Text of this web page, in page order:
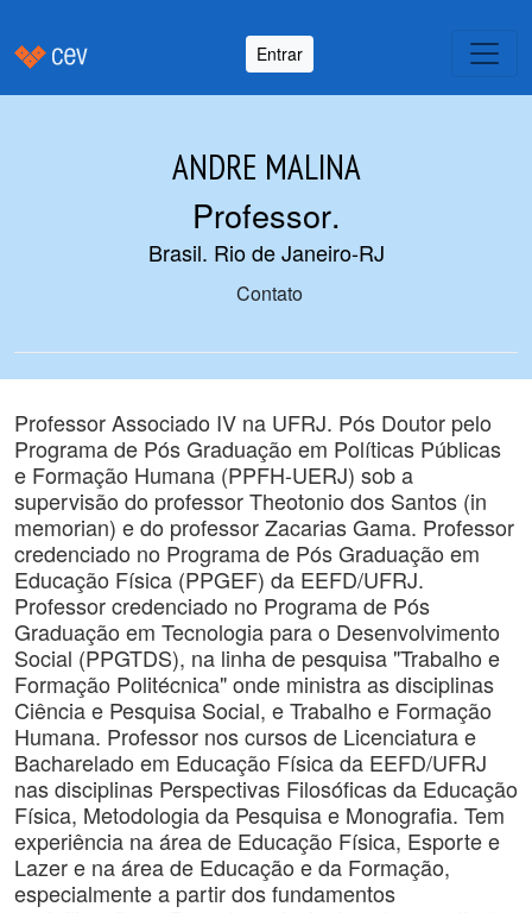
Entrar
ANDRE MALINA
Professor.
Brasil. Rio de Janeiro-RJ
Contato
Professor Associado IV na UFRJ. Pós Doutor pelo
Programa de Pós Graduação em Políticas Públicas
e Formação Humana (PPFH-UERJ) sob a
supervisão do professor Theotonio dos Santos (in
memorian) e do professor Zacarias Gama. Professor
credenciado no Programa de Pós Graduação em
Educação Física (PPGEF) da EEFD/UFRJ.
Professor credenciado no Programa de Pós
Graduação em Tecnologia para o Desenvolvimento
Social (PPGTDS), na linha de pesquisa "Trabalho e
Formação Politécnica" onde ministra as disciplinas
Ciência e Pesquisa Social, e Trabalho e Formação
Humana. Professor nos cursos de Licenciatura e
Bacharelado em Educação Física da EEFD/UFRJ
nas disciplinas Perspectivas Filosóficas da Educação
Física, Metodologia da Pesquisa e Monografia. Tem
experiência na área de Educação Física, Esporte e
Lazer e na área de Educação e da Formação,
especialmente a partir dos fundamentos